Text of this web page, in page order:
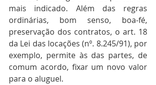
mais indicado. Além das regras
ordinárias, bom senso, boa-fé,
preservação dos contratos, o art. 18
da Lei das locações (nº. 8.245/91), por
exemplo, permite às das partes, de
comum acordo, fixar um novo valor
para o aluguel.